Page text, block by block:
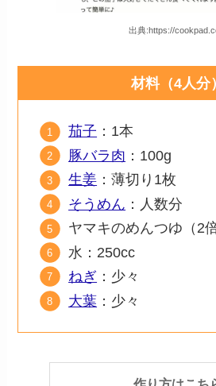
出典:https://
材料（4人分）
茄子 ：1本
豚バラ肉 ：100g
生姜 ：薄切り1枚
そうめん ：人数分
ヤマキのめんつゆ（2
水：250cc
ねぎ ：少々
大葉 ：少々